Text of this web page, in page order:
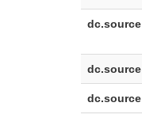
dc.source
dc.source
dc.source